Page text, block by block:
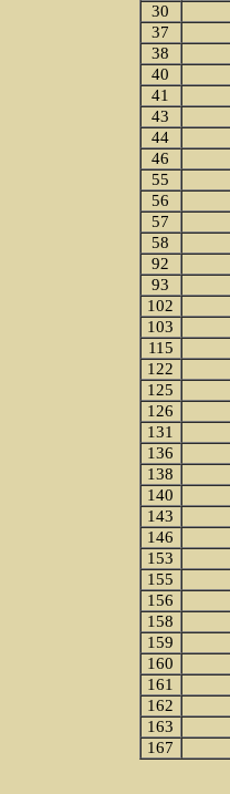
30
37
38
40
41
43
44
46
55
56
57
58
92
93
102
103
115
122
125
126
131
136
138
140
143
146
153
155
156
158
159
160
161
162
163
167